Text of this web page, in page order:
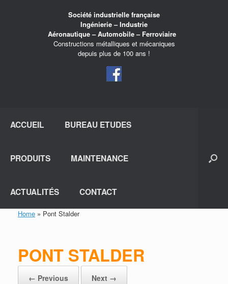
Société industrielle française
Ingénierie – Industrie
Aéronautique – Automobile – Ferroviaire
Constructions métalliques et mécaniques
depuis plus de 100 ans !
ACCUEIL BUREAU ETUDES
PRODUITS MAINTENANCE
ACTUALITÉS CONTACT
Home » Pont Stalder
PONT STALDER
← Previous Next →